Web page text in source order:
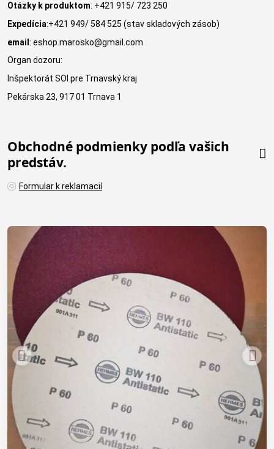
Otázky k produktom: +421 915/ 723 250
Expedícia:+421 949/ 584 525 (stav skladových zásob)
email : eshop.marosko@gmail.com
Organ dozoru:
Inšpektorát SOI pre Trnavský kraj
Pekárska 23, 917 01 Trnava 1
Obchodné podmienky podľa vašich
predstáv.
Formular k reklamacií